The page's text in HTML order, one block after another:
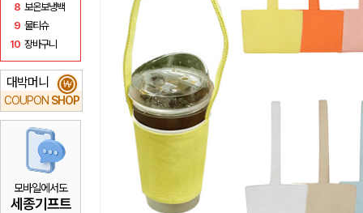
8 보온보냉백
9 물티슈
10 장바구니
대박머니
COUPON SHOP
₩
모바일에서도
세종기프트